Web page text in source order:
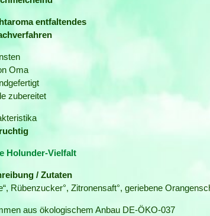
entfaltendes
Oma
zubereitet
Holunder-Vielfalt
/ Zutaten
Rübenzucker°, Zitronensaft°, geriebene
aus ökologischem Anbau DE-ÖKO-037